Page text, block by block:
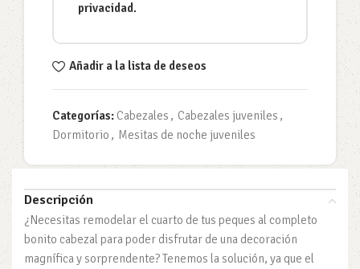
privacidad.
Añadir a la lista de deseos
Categorías: Cabezales , Cabezales juveniles ,
Dormitorio , Mesitas de noche juveniles
Descripción
¿Necesitas remodelar el cuarto de tus peques al completo
bonito cabezal para poder disfrutar de una decoración
magnífica y sorprendente? Tenemos la solución, ya que el